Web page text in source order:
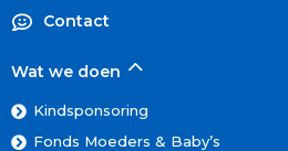
Contact
Wat we doen
Kindsponsoring
Fonds Moeders & Baby’s